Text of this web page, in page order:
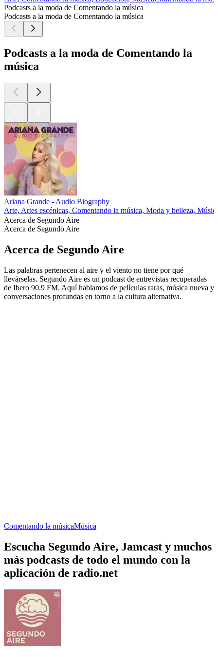
Podcasts a la moda de Comentando la música
Podcasts a la moda de Comentando la música
Podcasts a la moda de Comentando la
música
Ariana Grande - Audio Biography
Arte, Artes escénicas, Comentando la música, Moda y belleza,
Acerca de Segundo Aire
Acerca de Segundo Aire
Acerca de Segundo Aire
Las palabras pertenecen al aire y el viento no tiene por qué
llevárselas. Segundo Aire es un podcast de entrevistas recuperadas
de Ibero 90.9 FM. Aquí hablamos de películas raras, música nueva y
conversaciones profundas en torno a la cultura alternativa.
Comentando la músicaMúsica
Escucha Segundo Aire, Jamcast y muchos
más podcasts de todo el mundo con la
aplicación de radio.net